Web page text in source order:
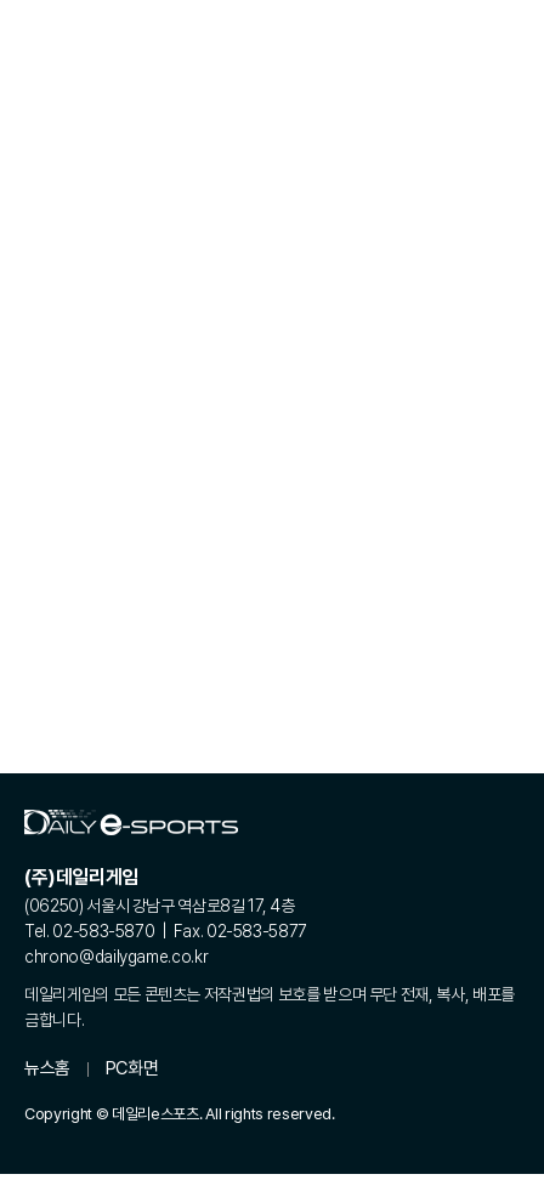
(주)데일리게임
(06250) 서울시 강남구 역삼로8길 17, 4층
Tel. 02-583-5870 | Fax. 02-583-5877
chrono@dailygame.co.kr
데일리게임의 모든 콘텐츠는 저작권법의 보호를 받으며 무단 전재, 복사, 배포를
금합니다.
뉴스홈 PC화면
Copyright © 데일리e스포츠. All rights reserved.